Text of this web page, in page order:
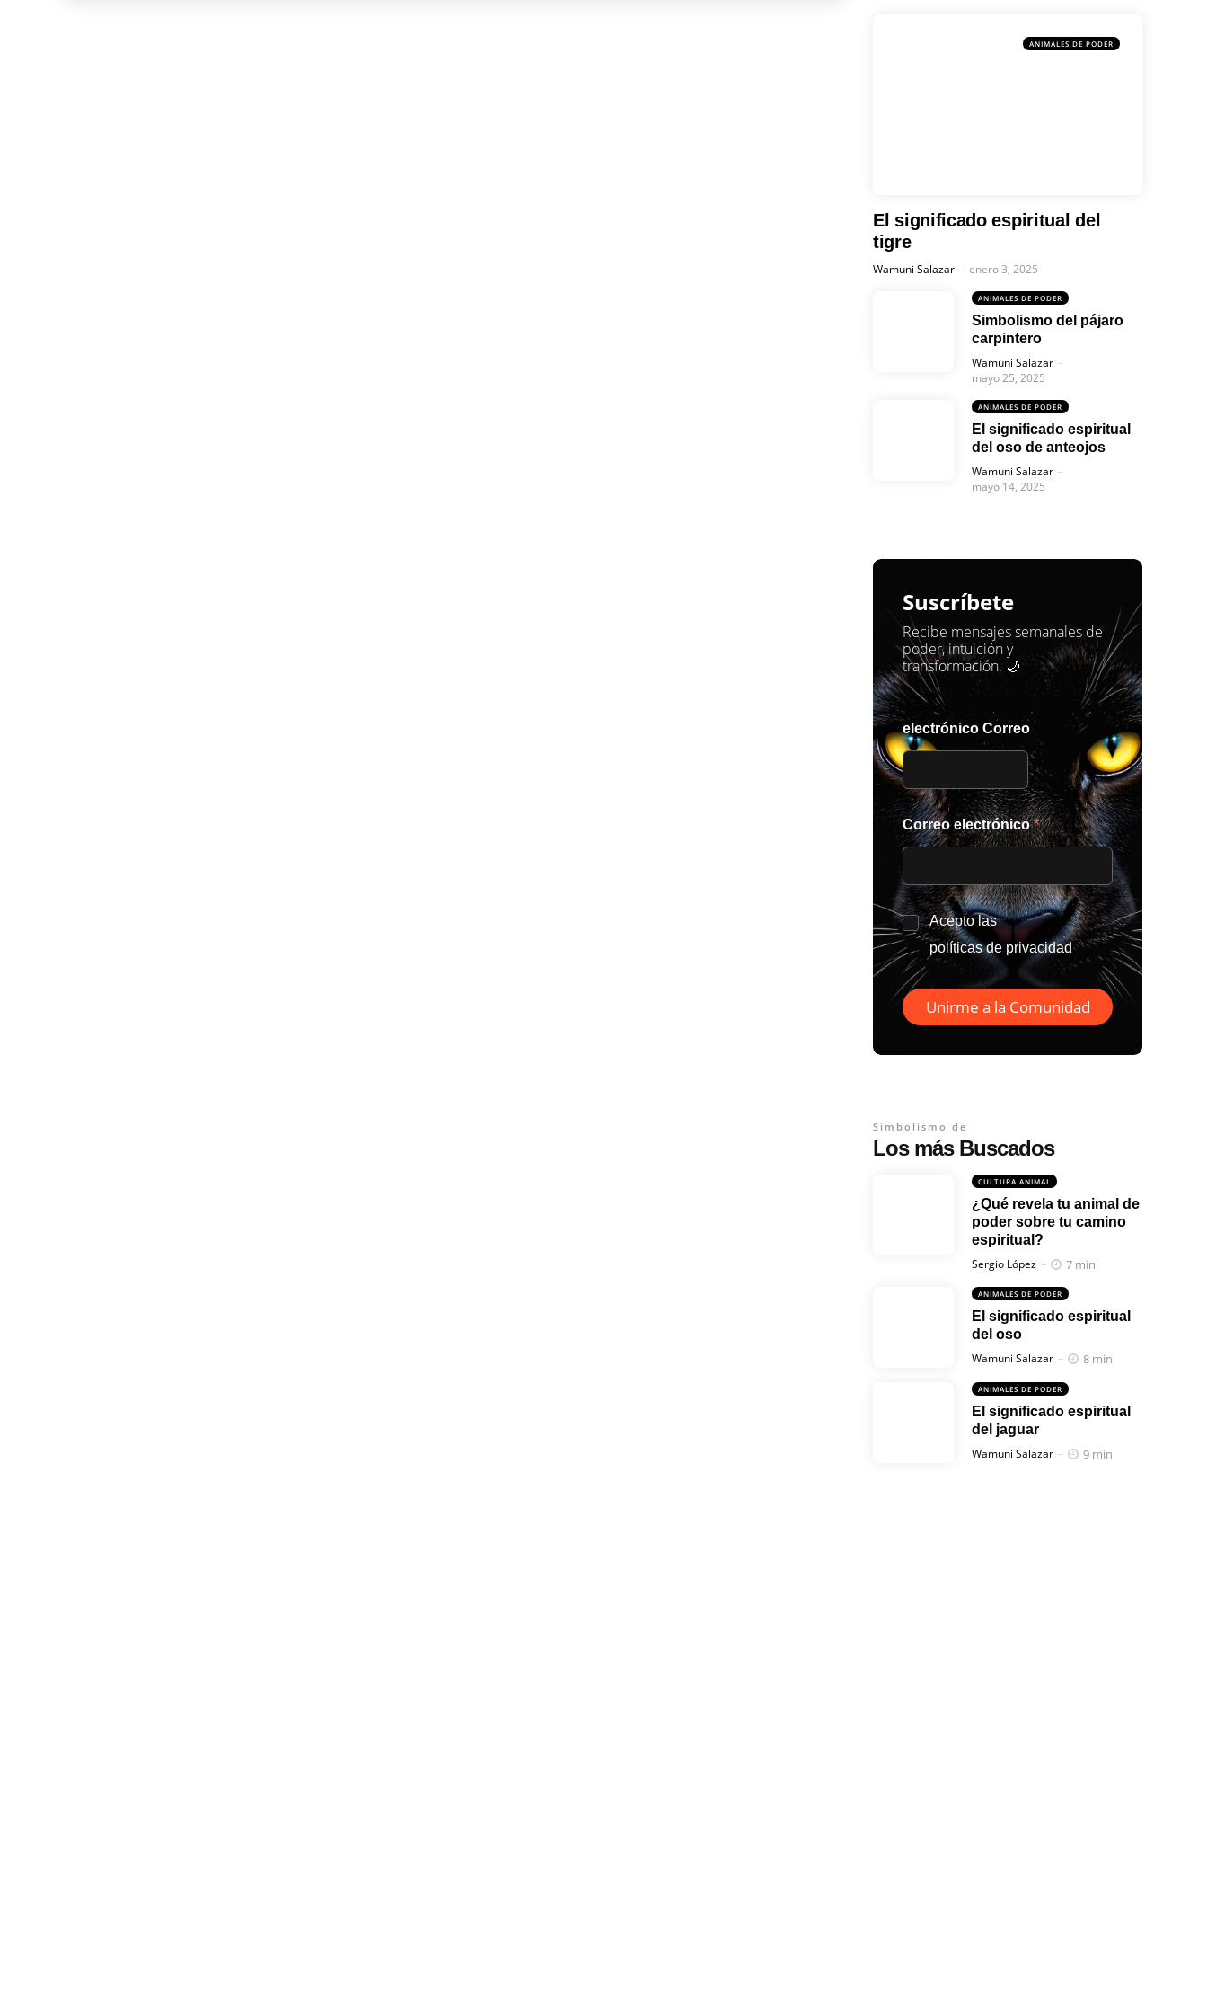
ANIMALES DE PODER
El significado espiritual del
tigre
Posted
Wamuni Salazar enero 3, 2025
ANIMALES DE PODER
Simbolismo del pájaro
carpintero
Posted
Wamuni Salazar
mayo 25, 2025
ANIMALES DE PODER
El significado espiritual
del oso de anteojos
Posted
Wamuni Salazar
mayo 14, 2025
Suscríbete
Recibe mensajes semanales de
poder, intuición y
transformación. 🌙
electrónico Correo
Correo electrónico*
*
Acepto las
políticas de privacidad
Unirme a la Comunidad
Los más Buscados
Simbolismo de
CULTURA ANIMAL
¿Qué revela tu animal de
poder sobre tu camino
espiritual?
Posted
Sergio López 7 min
ANIMALES DE PODER
El significado espiritual
del oso
Posted
Wamuni Salazar 8 min
ANIMALES DE PODER
El significado espiritual
del jaguar
Posted
Wamuni Salazar 9 min